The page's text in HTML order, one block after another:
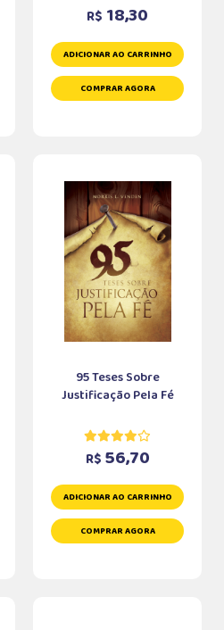
R$ 18,30
ADICIONAR AO CARRINHO
COMPRAR AGORA
95 Teses Sobre
Justificação Pela Fé
R$ 56,70
ADICIONAR AO CARRINHO
COMPRAR AGORA